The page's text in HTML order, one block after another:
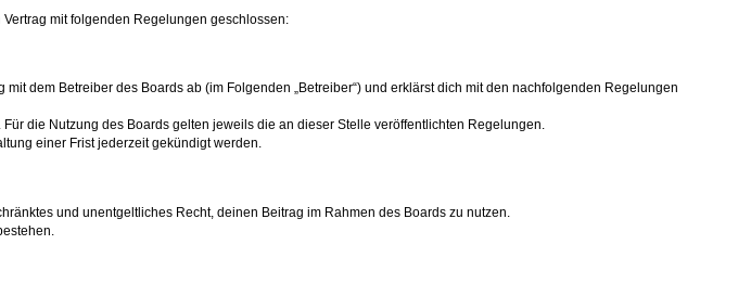
Vertrag mit folgenden Regelungen geschlossen:
dem Betreiber des Boards ab (im Folgenden „Betreiber“) und erklärst dich mit den nachfolgenden Regelungen
die Nutzung des Boards gelten jeweils die an dieser Stelle veröffentlichten Regelungen.
einer Frist jederzeit gekündigt werden.
und unentgeltliches Recht, deinen Beitrag im Rahmen des Boards zu nutzen.